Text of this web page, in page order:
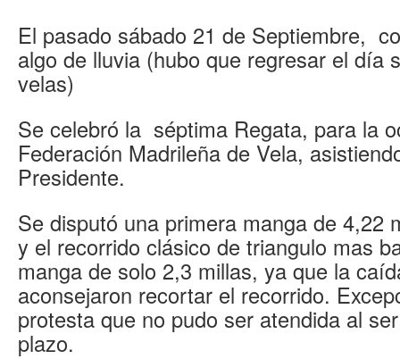
El pasado sábado 21 de Septiembre,
algo de lluvia (hubo que regresar el día
velas)
Se celebró la séptima Regata, para la
Federación Madrileña de Vela,
Presidente.
Se disputó una primera manga de 4,22
y el recorrido clásico de triangulo mas
manga de solo 2,3 millas, ya que la
aconsejaron recortar el recorrido.
protesta que no pudo ser atendida al
plazo.